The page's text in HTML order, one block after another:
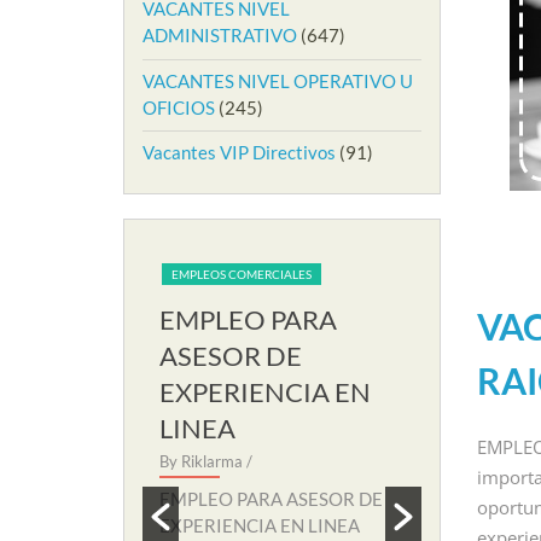
VACANTES NIVEL
ADMINISTRATIVO (647)
VACANTES NIVEL OPERATIVO U
OFICIOS (245)
Vacantes VIP Directivos (91)
EMPLEOS COMERCIALES
EMPLEO PARA
ASESOR DE
EXPERIENCIA EN
LINEA
By Riklarma /
EMPLEO PARA ASESOR DE
EXPERIENCIA EN LINEA
SOPORTE
nuevo